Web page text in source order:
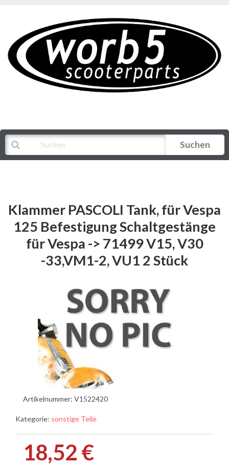
Suchen
Klammer PASCOLI Tank, für Vespa
125 Befestigung Schaltgestänge
für Vespa -> 71499 V15, V30
-33,VM1-2, VU1 2 Stück
Artikelnummer: V1522420
Kategorie: sonstige Teile
18,52 €